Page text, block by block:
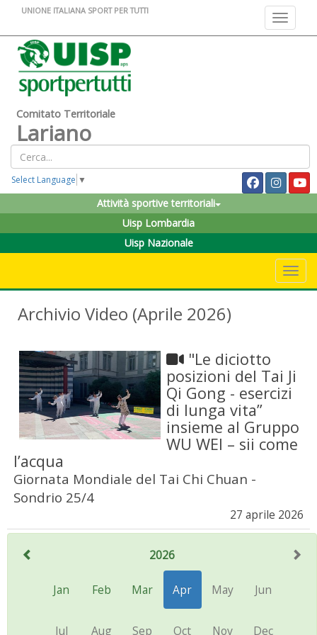
Toggle
UNIONE ITALIANA SPORT PER TUTTI
Comitato Territoriale
Lariano
Select Language ▼
Attività sportive territoriali
Uisp Lombardia
Uisp Nazionale
Archivio Video (Aprile 2026)
"Le diciotto
posizioni del Tai Ji
Qi Gong - esercizi
di lunga vita”
insieme al Gruppo
WU WEI – sii come
l’acqua
Giornata Mondiale del Tai Chi Chuan -
Sondrio 25/4
27 aprile 2026
2026
Jan Feb Mar Apr May Jun
Jul Aug Sep Oct Nov Dec